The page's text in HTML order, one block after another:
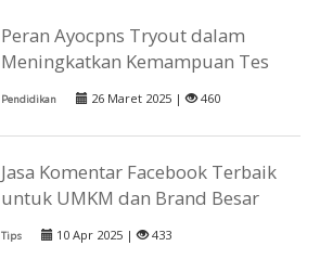
Peran Ayocpns Tryout dalam
Meningkatkan Kemampuan Tes
Pendidikan 26 Maret 2025 | 460
Jasa Komentar Facebook Terbaik
untuk UMKM dan Brand Besar
Tips 10 Apr 2025 | 433